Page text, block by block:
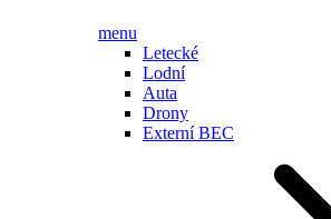
menu
Letecké
Lodní
Auta
Drony
Externí BEC